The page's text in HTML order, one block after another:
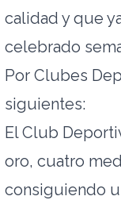
calidad y que
celebrado
Por Clubes
siguientes:
El Club
oro, cuatro
consiguiendo